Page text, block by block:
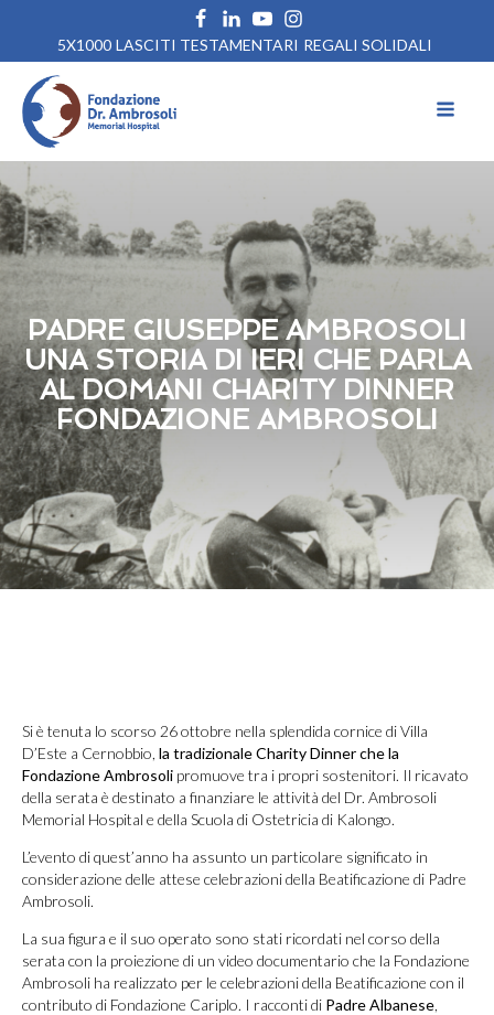
5X1000 LASCITI TESTAMENTARI REGALI SOLIDALI
PADRE GIUSEPPE AMBROSOLI
UNA STORIA DI IERI CHE PARLA
AL DOMANI CHARITY DINNER
FONDAZIONE AMBROSOLI
Si è tenuta lo scorso 26 ottobre nella splendida cornice di Villa
D’Este a Cernobbio, la tradizionale Charity Dinner che la
Fondazione Ambrosoli promuove tra i propri sostenitori. Il ricavato
della serata è destinato a finanziare le attività del Dr. Ambrosoli
Memorial Hospital e della Scuola di Ostetricia di Kalongo.
L’evento di quest’anno ha assunto un particolare significato in
considerazione delle attese celebrazioni della Beatificazione di Padre
Ambrosoli.
La sua figura e il suo operato sono stati ricordati nel corso della
serata con la proiezione di un video documentario che la Fondazione
Ambrosoli ha realizzato per le celebrazioni della Beatificazione con il
contributo di Fondazione Cariplo. I racconti di Padre Albanese,